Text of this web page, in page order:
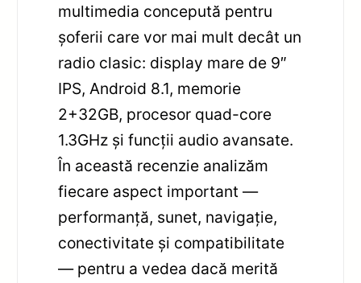
multimedia concepută pentru
șoferii care vor mai mult decât un
radio clasic: display mare de 9″
IPS, Android 8.1, memorie
2+32GB, procesor quad-core
1.3GHz și funcții audio avansate.
În această recenzie analizăm
fiecare aspect important —
performanță, sunet, navigație,
conectivitate și compatibilitate
— pentru a vedea dacă merită